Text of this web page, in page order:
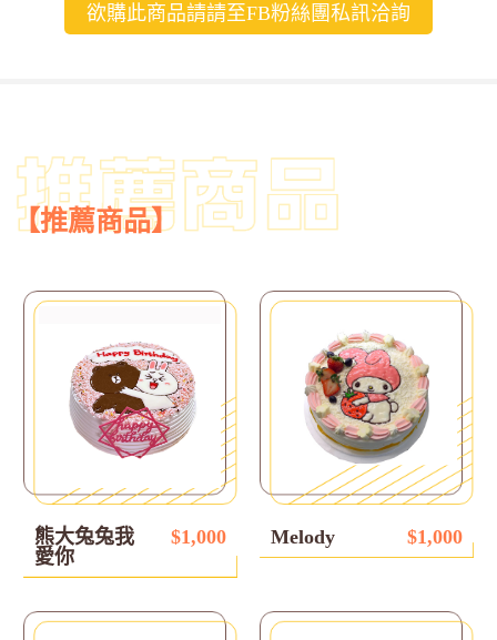
欲購此商品請請至FB粉絲團私訊洽詢
【推薦商品】
熊大兔兔我
愛你
$1,000 Melody $1,000